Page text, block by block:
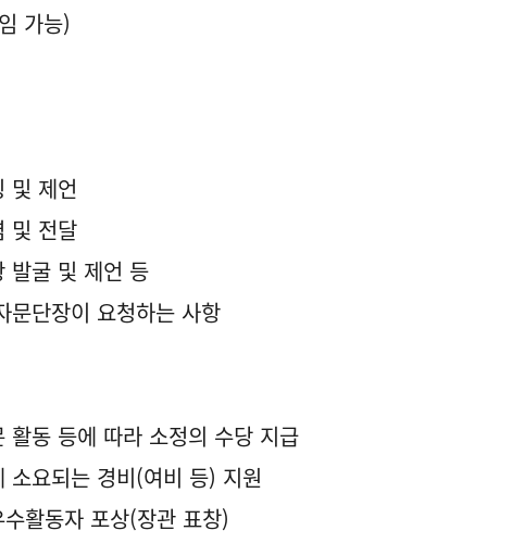
가능)
및 제언
및 전달
발굴 및 제언 등
문단장이 요청하는 사항
활동 등에 따라 소정의 수당 지급
소요되는 경비(여비 등) 지원
활동자 포상(장관 표창)